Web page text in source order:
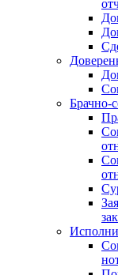
Брачно-